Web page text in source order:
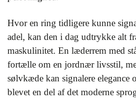
Hvor en ring tidligere kunne
adel, kan den i dag udtrykke alt
maskulinitet. En læderrem med
fortælle om en jordnær livsstil,
sølvkæde kan signalere elegance
blevet en del af det moderne